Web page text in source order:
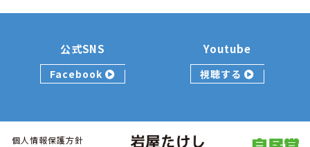
公式SNS
Facebook
Youtube
視聴する
個人情報保護方針